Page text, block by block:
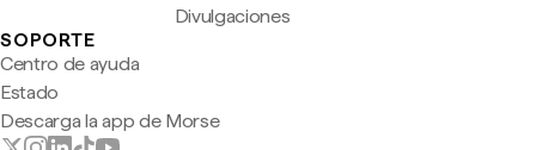
Divulgaciones
SOPORTE
Centro de ayuda
Estado
Descarga la app de Morse